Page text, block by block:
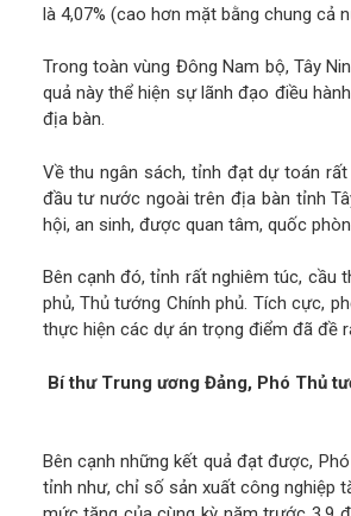
là 4,07% (cao hơn mặt bằng chung cả
Trong toàn vùng Đông Nam bộ, Tây
quả này thể hiện sự lãnh đạo điều
địa bàn.
Về thu ngân sách, tỉnh đạt dự toán
đầu tư nước ngoài trên địa bàn tỉnh
hội, an sinh, được quan tâm, quốc
Bên cạnh đó, tỉnh rất nghiêm túc, cầu
phủ, Thủ tướng Chính phủ. Tích cực,
thực hiện các dự án trọng điểm đã đề
Bí thư Trung ương Đảng, Phó Thủ
Bên cạnh những kết quả đạt được,
tỉnh như, chỉ số sản xuất công nghiệp